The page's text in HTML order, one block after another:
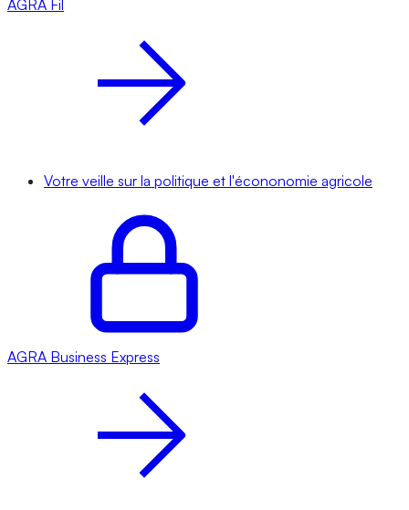
AGRA Fil
Votre veille sur la politique et l'écononomie agricole
AGRA Business Express